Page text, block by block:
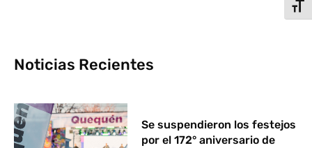
Noticias Recientes
Se suspendieron los festejos
por el 172° aniversario de